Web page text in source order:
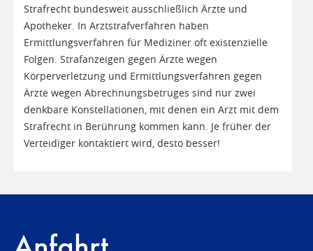
Strafrecht bundesweit ausschließlich Ärzte und
Apotheker. In Arztstrafverfahren haben
Ermittlungsverfahren für Mediziner oft existenzielle
Folgen. Strafanzeigen gegen Ärzte wegen
Körperverletzung und Ermittlungsverfahren gegen
Ärzte wegen Abrechnungsbetruges sind nur zwei
denkbare Konstellationen, mit denen ein Arzt mit dem
Strafrecht in Berührung kommen kann. Je früher der
Verteidiger kontaktiert wird, desto besser!